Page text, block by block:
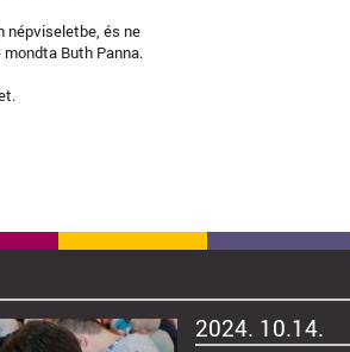
népviseletbe, és ne
Buth Panna.
2024. 10.14.